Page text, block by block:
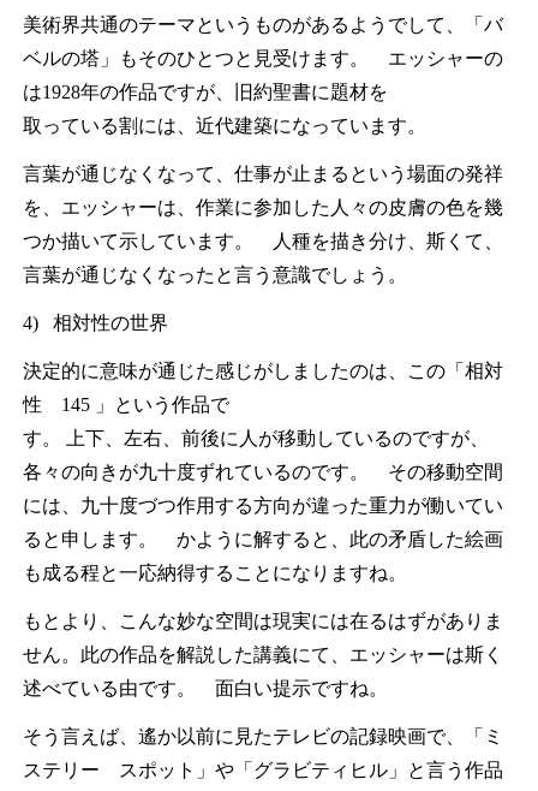
美術界共通のテーマというものがあるようでして、「バ
ベルの塔」もそのひとつと見受けます。 エッシャーの
は1928年の作品ですが、旧約聖書に題材を
取っている割には、近代建築になっています。
言葉が通じなくなって、仕事が止まるという場面の発祥
を、エッシャーは、作業に参加した人々の皮膚の色を幾
つか描いて示しています。 人種を描き分け、斯くて、
言葉が通じなくなったと言う意識でしょう。
4) 相対性の世界
決定的に意味が通じた感じがしましたのは、この「相対
性 145 」という作品で
す。 上下、左右、前後に人が移動しているのですが、
各々の向きが九十度ずれているのです。 その移動空間
には、九十度づつ作用する方向が違った重力が働いてい
ると申します。 かように解すると、此の矛盾した絵画
も成る程と一応納得することになりますね。
もとより、こんな妙な空間は現実には在るはずがありま
せん。此の作品を解説した講義にて、エッシャーは斯く
述べている由です。 面白い提示ですね。
そう言えば、遙か以前に見たテレビの記録映画で、「ミ
ステリー スポット」や「グラビティヒル」と言う作品